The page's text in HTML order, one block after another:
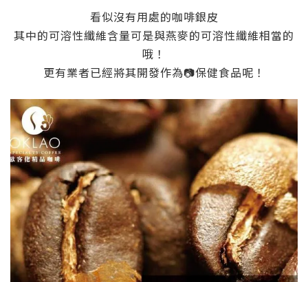
看似沒有用處的咖啡銀皮
其中的可溶性纖維含量可是與燕麥的可溶性纖維相當的
哦！
更有業者已經將其開發作為📷保健食品呢！